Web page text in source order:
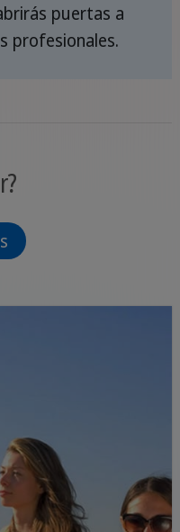
puertas a
profesionales.